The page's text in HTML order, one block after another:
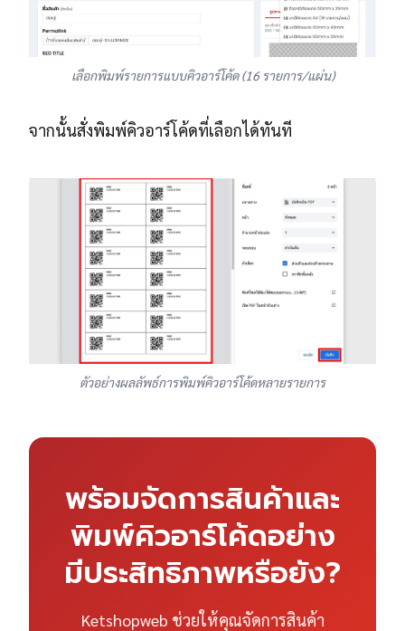
เลือกพิมพ์รายการแบบคิวอาร์โค้ด (16 รายการ/แผ่น)
จากนั้นสั่งพิมพ์คิวอาร์โค้ดที่เลือกได้ทันที
ตัวอย่างผลลัพธ์การพิมพ์คิวอาร์โค้ดหลายรายการ
พร้อมจัดการสินค้าและ
พิมพ์คิวอาร์โค้ดอย่าง
มีประสิทธิภาพหรือยัง?
Ketshopweb ช่วยให้คุณจัดการสินค้า